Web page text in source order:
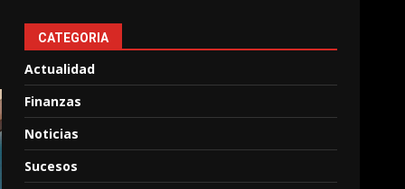
CATEGORIA
Actualidad
Finanzas
Noticias
Sucesos